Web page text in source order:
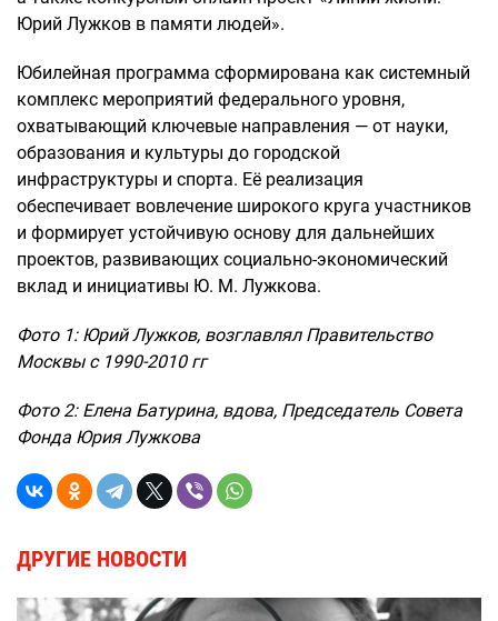
Юрий Лужков в памяти людей».
Юбилейная программа сформирована как системный
комплекс мероприятий федерального уровня,
охватывающий ключевые направления — от науки,
образования и культуры до городской
инфраструктуры и спорта. Её реализация
обеспечивает вовлечение широкого круга участников
и формирует устойчивую основу для дальнейших
проектов, развивающих социально-экономический
вклад и инициативы Ю. М. Лужкова.
Фото 1: Юрий Лужков, возглавлял Правительство
Москвы с 1990-2010 гг
Фото 2: Елена Батурина, вдова, Председатель Совета
Фонда Юрия Лужкова
ДРУГИЕ НОВОСТИ